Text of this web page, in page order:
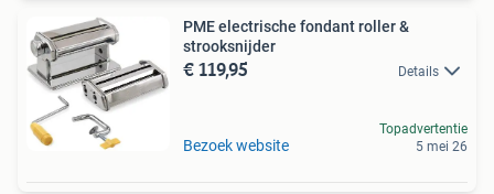
PME electrische fondant roller &
strooksnijder
€ 119,95 Details
Bezoek website
Topadvertentie
5 mei 26